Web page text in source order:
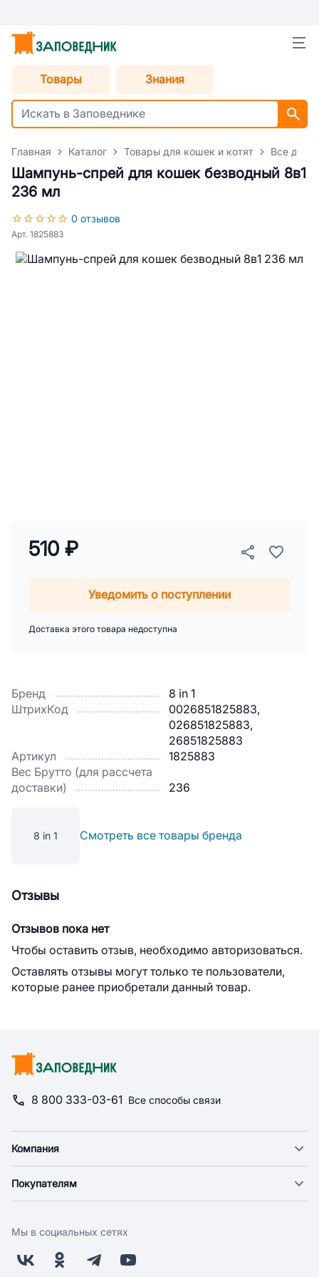
Товары Знания
Главная Каталог Товары для кошек и котят Все для
Шампунь-спрей для кошек безводный 8в1
236 мл
0 отзывов
Арт. 1825883
Бренд
8 in 1
ШтрихКод
0026851825883,
026851825883,
26851825883
Артикул
1825883
Вес Брутто (для рассчета
доставки)
236
8 in 1 Смотреть все товары бренда
510 ₽
Уведомить о поступлении
Доставка этого товара недоступна
Отзывы
Отзывов пока нет
Чтобы оставить отзыв, необходимо авторизоваться.
Оставлять отзывы могут только те пользователи,
которые ранее приобретали данный товар.
8 800 333-03-61 Все способы связи
Компания
Новости
Поставщикам
Заводчикам
Покупателям
Оплата
Бонусная программа
Мы в социальных сетях